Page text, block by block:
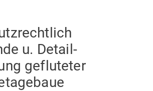
u. Detail­
gefluteter